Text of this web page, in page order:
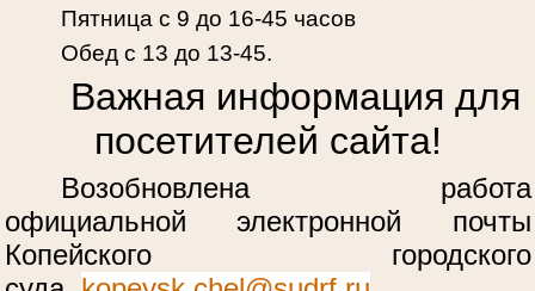
Пятница с 9 до 16-45 часов
Обед с 13 до 13-45.
Важная информация для
посетителей сайта!
Возобновлена работа
официальной электронной почты
Копейского городского